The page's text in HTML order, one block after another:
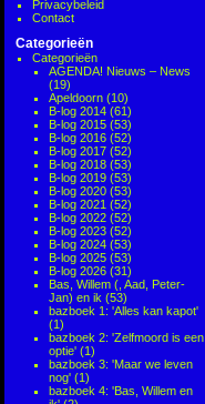
Privacybeleid
Contact
Categorieën
Categorieën
AGENDA! Nieuws – News
(19)
Apeldoorn (10)
B-log 2014 (61)
B-log 2015 (53)
B-log 2016 (52)
B-log 2017 (52)
B-log 2018 (53)
B-log 2019 (53)
B-log 2020 (53)
B-log 2021 (52)
B-log 2022 (52)
B-log 2023 (52)
B-log 2024 (53)
B-log 2025 (53)
B-log 2026 (31)
Bas, Willem (, Aad, Peter-
Jan) en ik (53)
bazboek 1: 'Alles kan kapot'
(1)
bazboek 2: 'Zelfmoord is een
optie' (1)
bazboek 3: 'Maar we leven
nog' (1)
bazboek 4: 'Bas, Willem en